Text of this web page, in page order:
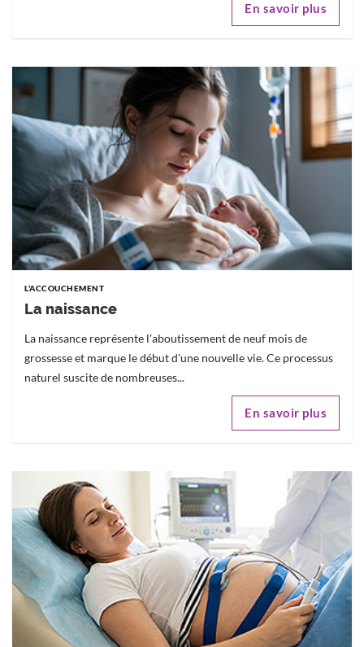
En savoir plus
L'ACCOUCHEMENT
La naissance
La naissance représente l'aboutissement de neuf mois de
grossesse et marque le début d'une nouvelle vie. Ce processus
naturel suscite de nombreuses...
En savoir plus